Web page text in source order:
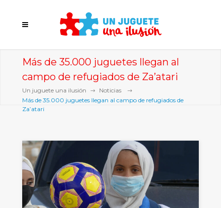
Más de 35.000 juguetes llegan al
campo de refugiados de Za’atari
Un juguete una ilusión
Noticias
Más de 35.000 juguetes llegan al campo de refugiados de
Za’atari